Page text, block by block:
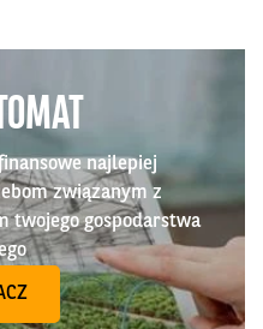
najlepiej
związanym z
twojego gospodarstwa